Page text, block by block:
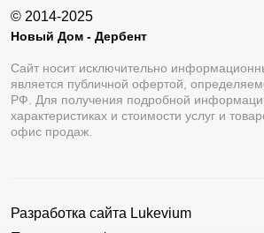
© 2014-2025
Новый Дом - Дербент
Сайт носит исключительно
является публичной офертой,
РФ. Для получения подробной
характеристиках и стоимости услуг и
офис продаж.
Разработка сайта Lukevium